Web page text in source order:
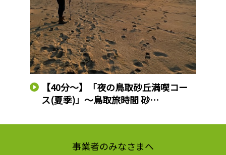
【40分～】「夜の鳥取砂丘満喫コー
ス(夏季)」～鳥取旅時間 砂…
事業者のみなさまへ